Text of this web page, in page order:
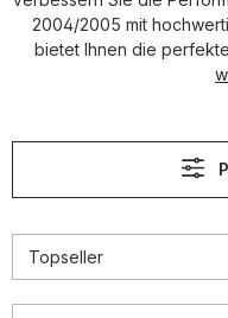
2004/2005 mit
bietet Ihnen die